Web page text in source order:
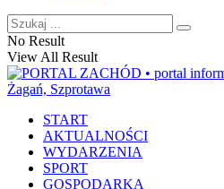
No Result
View All Result
START
AKTUALNOŚCI
WYDARZENIA
SPORT
GOSPODARKA